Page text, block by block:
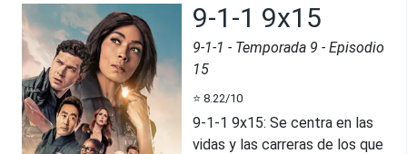
9-1-1 9x15
9-1-1 - Temporada 9 - Episodio
15
⭐ 8.22/10
9-1-1 9x15: Se centra en las
vidas y las carreras de los que